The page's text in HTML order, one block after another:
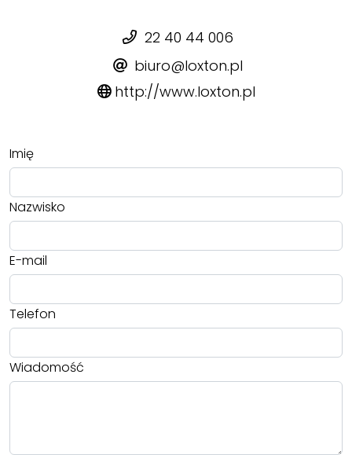
22 40 44 006
biuro@loxton.pl
http://www.loxton.pl
Imię
Nazwisko
E-mail
Telefon
Wiadomość